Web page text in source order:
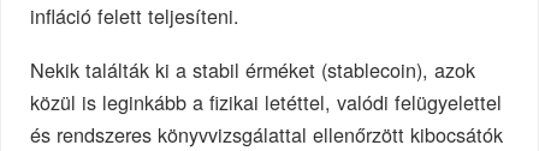
infláció felett teljesíteni.
Nekik találták ki a stabil érméket (stablecoin), azok
közül is leginkább a fizikai letéttel, valódi felügyelettel
és rendszeres könyvvizsgálattal ellenőrzött kibocsátók